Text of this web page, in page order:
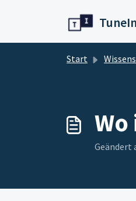
Start
Geändert